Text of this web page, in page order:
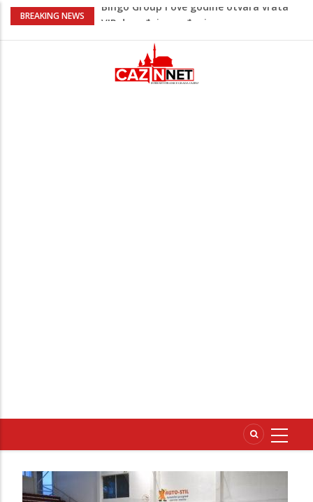
BREAKING NEWS
Lepa Brena pala na koncertu u Budvi
na njenom koncertu ako nije pala"
Na Ahiret preselio BEKTAŠEVIĆ (HUSEIN)
HUSEIN-BEKTAŠ